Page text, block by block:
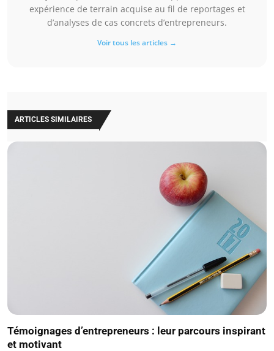
expérience de terrain acquise au fil de reportages et
d’analyses de cas concrets d’entrepreneurs.
Voir tous les articles →
ARTICLES SIMILAIRES
Témoignages d’entrepreneurs : leur parcours inspirant
et motivant